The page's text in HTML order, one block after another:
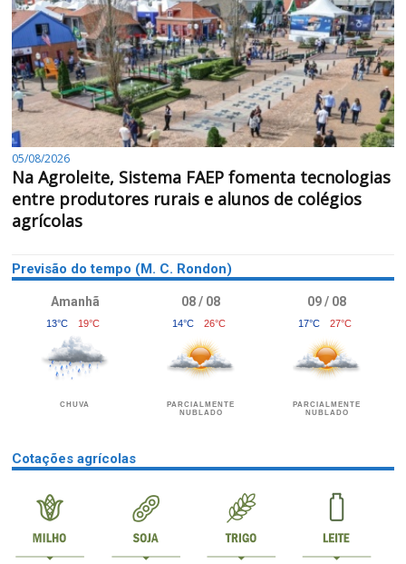
05/08/2026
Na Agroleite, Sistema FAEP fomenta tecnologias
entre produtores rurais e alunos de colégios
agrícolas
Previsão do tempo (M. C. Rondon)
Amanhã
13°C 19°C
CHUVA
08 / 08
14°C 26°C
PARCIALMENTE
NUBLADO
09 / 08
17°C 27°C
PARCIALMENTE
NUBLADO
Cotações agrícolas